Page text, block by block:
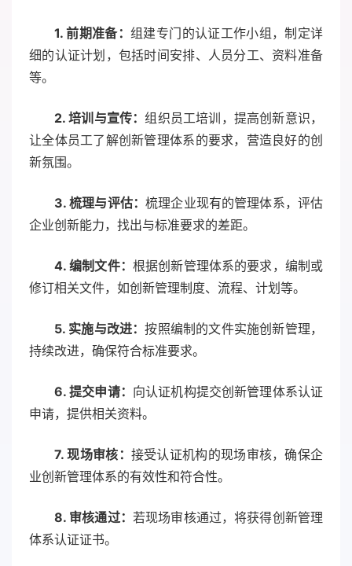
1. 前期准备：组建专门的认证工作小组，制定详
细的认证计划，包括时间安排、人员分工、资料准备
等。
2. 培训与宣传：组织员工培训，提高创新意识，
让全体员工了解创新管理体系的要求，营造良好的创
新氛围。
3. 梳理与评估：梳理企业现有的管理体系，评估
企业创新能力，找出与标准要求的差距。
4. 编制文件： 根据创新管理体系的要求，编制或
修订相关文件，如创新管理制度、流程、计划等。
5. 实施与改进：按照编制的文件实施创新管理，
持续改进，确保符合标准要求。
6. 提交申请： 向认证机构提交创新管理体系认证
申请，提供相关资料。
7. 现场审核： 接受认证机构的现场审核，确保企
业创新管理体系的有效性和符合性。
8. 审核通过： 若现场审核通过，将获得创新管理
体系认证证书。